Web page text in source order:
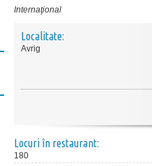
Internaţional
Localitate:
Avrig
Locuri în restaurant:
180